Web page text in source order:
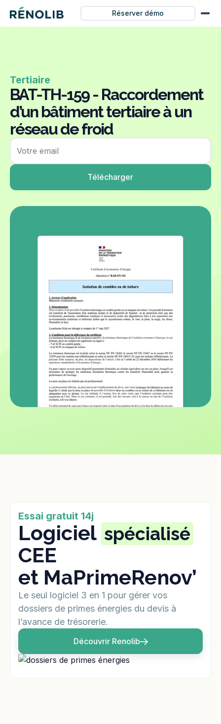
Réserver démo
Tertiaire
BAT-TH-159 - Raccordement
d’un bâtiment tertiaire à un
réseau de froid
Essai gratuit 14j
Logiciel spécialisé
CEE
et MaPrimeRenov’
Le seul logiciel 3 en 1 pour gérer vos
dossiers de primes énergies du devis à
l’avance de trésorerie.
Découvrir Renolib